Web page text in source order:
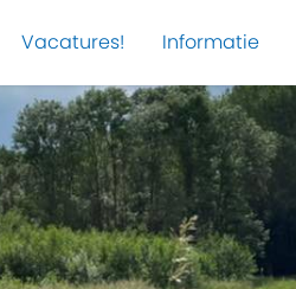
Vacatures! Informatie